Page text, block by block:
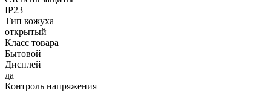
IP23
Тип кожуха
открытый
Класс товара
Бытовой
Дисплей
да
Контроль напряжения